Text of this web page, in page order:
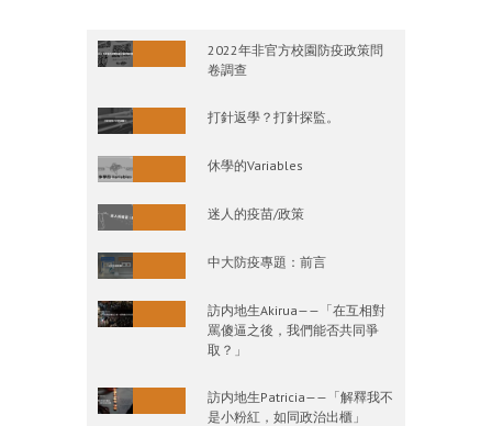
2022年非官方校園防疫政策問
卷調查
打針返學？打針探監。
休學的Variables
迷人的疫苗/政策
中大防疫專題：前言
訪内地生Akirua——「在互相對
罵傻逼之後，我們能否共同爭
取？」
訪内地生Patricia——「解釋我不
是小粉紅，如同政治出櫃」